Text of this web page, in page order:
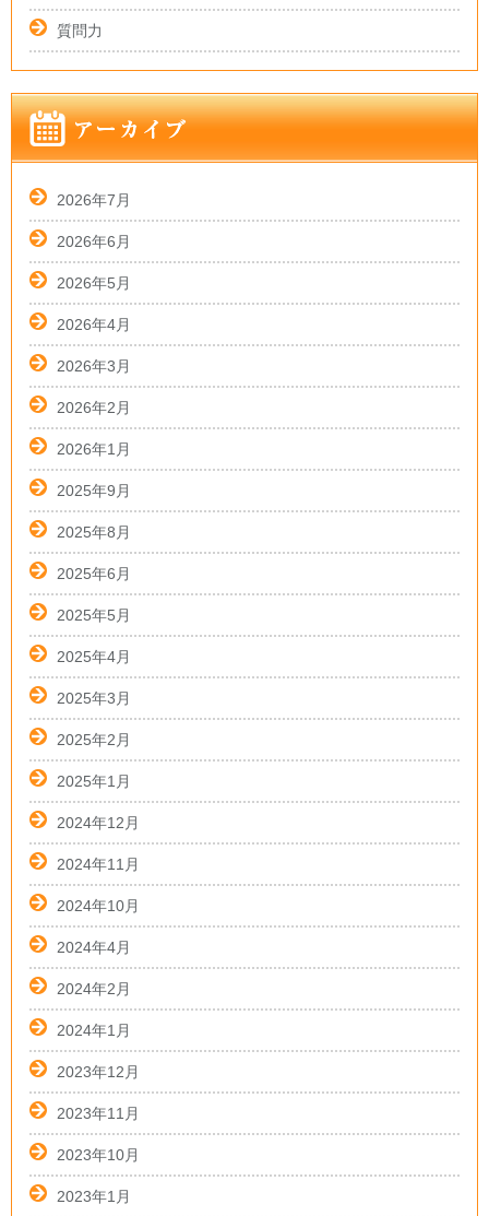
質問力
2026年7月
2026年6月
2026年5月
2026年4月
2026年3月
2026年2月
2026年1月
2025年9月
2025年8月
2025年6月
2025年5月
2025年4月
2025年3月
2025年2月
2025年1月
2024年12月
2024年11月
2024年10月
2024年4月
2024年2月
2024年1月
2023年12月
2023年11月
2023年10月
2023年1月